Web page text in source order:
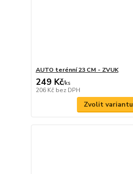
AUTO terénní 23 CM - ZVUK
249 Kč/ks
206 Kč bez DPH
Zvolit variantu